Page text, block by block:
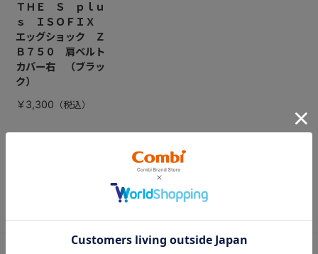
ＴＨＥ Ｓ ｐｌｕ
ｓ ＩＳＯＦＩＸ
エッグショック Ｚ
Ｂ７５０ 肩ベルト
カバー右 （ブラッ
ク）
￥3,300
CATEGORY
カテゴリー